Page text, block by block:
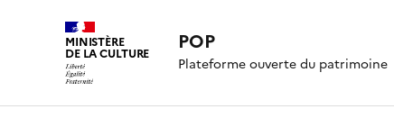
MINISTÈRE
DE LA CULTURE POP
Plateforme ouverte du patrimoine